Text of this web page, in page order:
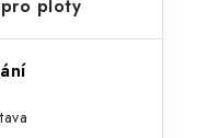
ploty